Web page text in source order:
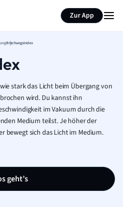
Zur App
Brechungsindex
stark das Licht beim Übergang von
wird. Du kannst ihn
im Vakuum durch die
Medium teilst. Je höher der
bewegt sich das Licht im Medium.
geht’s